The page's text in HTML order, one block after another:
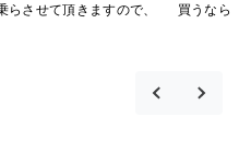
させて頂きますので、
買うなら